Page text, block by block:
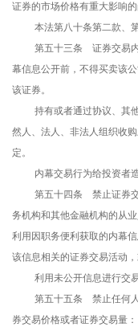
证券的市场价格有重大影响
本法第八十条第二款、
第五十三条 证券交易
幕信息公开前，不得买卖该
该证券。
持有或者通过协议、其
然人、法人、非法人组织收
定。
内幕交易行为给投资者
第五十四条 禁止证券
务机构和其他金融机构的从
利用因职务便利获取的内幕
该信息相关的证券交易活动
利用未公开信息进行交
第五十五条 禁止任何
券交易价格或者证券交易量：